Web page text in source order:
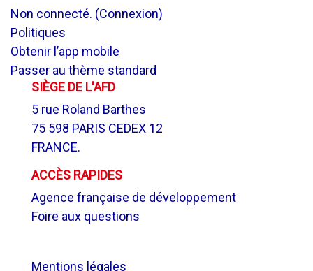
Non connecté. (Connexion)
Politiques
Obtenir l’app mobile
Passer au thème standard
SIÈGE DE L'AFD
5 rue Roland Barthes
75 598 PARIS CEDEX 12
FRANCE.
ACCÈS RAPIDES
Agence française de développement
Foire aux questions
Mentions légales